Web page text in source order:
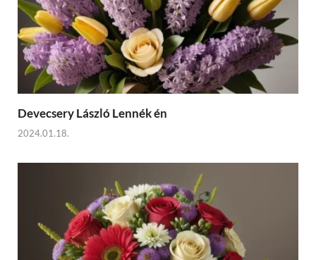
Devecsery László Lennék én
2024.01.18.